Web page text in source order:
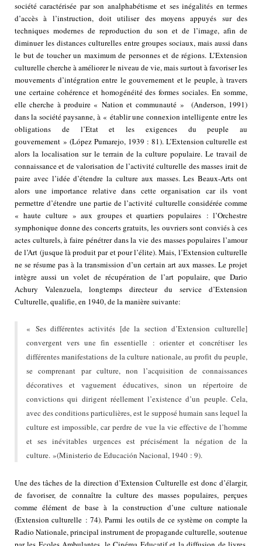
société caractérisée par son analphabétisme et ses inégalités en termes
d’accès à l’instruction, doit utiliser des moyens appuyés sur des
techniques modernes de reproduction du son et de l’image, afin de
diminuer les distances culturelles entre groupes sociaux, mais aussi dans
le but de toucher un maximum de personnes et de régions. L’Extension
culturelle cherche à améliorer le niveau de vie, mais surtout à favoriser les
mouvements d’intégration entre le gouvernement et le peuple, à travers
une certaine cohérence et homogénéité des formes sociales. En somme,
elle cherche à produire « Nation et communauté » (Anderson, 1991)
dans la société paysanne, à « établir une connexion intelligente entre les
obligations de l’Etat et les exigences du peuple au
gouvernement » (López Pumarejo, 1939 : 81). L’Extension culturelle est
alors la localisation sur le terrain de la culture populaire. Le travail de
connaissance et de valorisation de l’activité culturelle des masses irait de
paire avec l’idée d’étendre la culture aux masses. Les Beaux-Arts ont
alors une importance relative dans cette organisation car ils vont
permettre d’étendre une partie de l’activité culturelle considérée comme
« haute culture » aux groupes et quartiers populaires : l’Orchestre
symphonique donne des concerts gratuits, les ouvriers sont conviés à ces
actes culturels, à faire pénétrer dans la vie des masses populaires l’amour
de l’Art (jusque là produit par et pour l’élite). Mais, l’Extension culturelle
ne se résume pas à la transmission d’un certain art aux masses. Le projet
intègre aussi un volet de récupération de l’art populaire, que Dario
Achury Valenzuela, longtemps directeur du service d’Extension
Culturelle, qualifie, en 1940, de la manière suivante:
« Ses différentes activités [de la section d’Extension culturelle]
convergent vers une fin essentielle : orienter et concrétiser les
différentes manifestations de la culture nationale, au profit du peuple,
se comprenant par culture, non l’acquisition de connaissances
décoratives et vaguement éducatives, sinon un répertoire de
convictions qui dirigent réellement l’existence d’un peuple. Cela,
avec des conditions particulières, est le supposé humain sans lequel la
culture est impossible, car perdre de vue la vie effective de l’homme
et ses inévitables urgences est précisément la négation de la
culture. »(Ministerio de Educación Nacional, 1940 : 9).
Une des tâches de la direction d’Extension Culturelle est donc d’élargir,
de favoriser, de connaître la culture des masses populaires, perçues
comme élément de base à la construction d’une culture nationale
(Extension culturelle : 74). Parmi les outils de ce système on compte la
Radio Nationale, principal instrument de propagande culturelle, soutenue